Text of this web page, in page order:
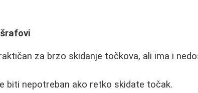
za brzo skidanje točkova, ali ima i
biti nepotreban ako retko skidate točak.